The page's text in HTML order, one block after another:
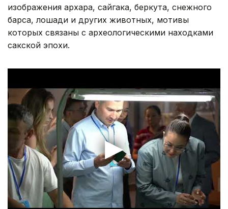
изображения архара, сайгака, беркута, снежного
барса, лошади и других животных, мотивы
которых связаны с археологическими находками
сакской эпохи.